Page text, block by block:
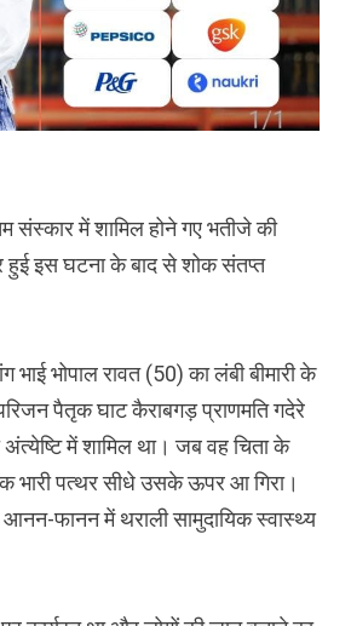
संस्कार में शामिल होने गए भतीजे की
हुई इस घटना के बाद से शोक संतप्त
भाई भोपाल रावत (50) का लंबी बीमारी के
पैतृक घाट कैराबगड़ प्राणमति गदेरे
में शामिल था। जब वह चिता के
भारी पत्थर सीधे उसके ऊपर आ गिरा।
फानन में थराली सामुदायिक स्वास्थ्य